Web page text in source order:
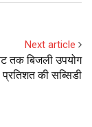
Next article
तक बिजली उपयोग
की सब्सिडी